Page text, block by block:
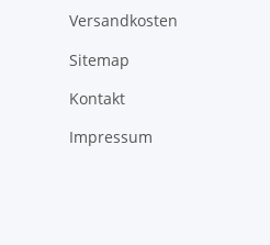
Versandkosten
Sitemap
Kontakt
Impressum